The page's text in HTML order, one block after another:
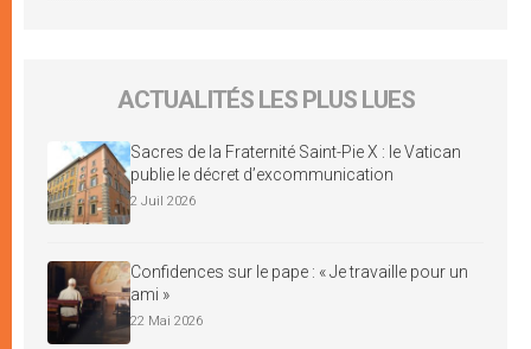
ACTUALITÉS LES PLUS LUES
Sacres de la Fraternité Saint-Pie X : le Vatican
publie le décret d’excommunication
2 Juil 2026
Confidences sur le pape : « Je travaille pour un
ami »
22 Mai 2026